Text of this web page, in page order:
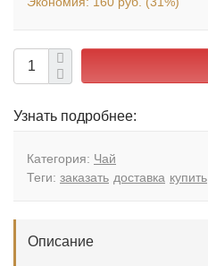
Узнать подробнее:
Категория: Чай
Теги: заказать доставка купить
Описание